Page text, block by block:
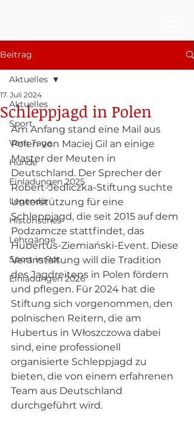
Beitrag
Aktuelles
Sport
Vom Tage
Hunde
Einladungen 2025
Legendär
Historisches
Lehrgänge
Sport in Rot
Einladungen 2026
Aktuelles
Schleppjagd in Polen
17. Juli 2024
Am Anfang stand eine Mail aus
Polen von Maciej Gil an einige
Master der Meuten in
Deutschland. Der Sprecher der
Robert-Jedliczka-Stiftung suchte
Unterstützung für eine
Schleppjagd, die seit 2015 auf dem
Podzamcze stattfindet, das
Hubertus-Ziemiański-Event. Diese
Veranstaltung will die Tradition
des Jagdreitens in Polen fördern
und pflegen. Für 2024 hat die
Stiftung sich vorgenommen, den
polnischen Reitern, die am
Hubertus in Włoszczowa dabei
sind, eine professionell
organisierte Schleppjagd zu
bieten, die von einem erfahrenen
Team aus Deutschland
durchgeführt wird.